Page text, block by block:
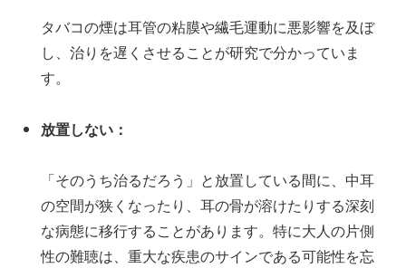
タバコの煙は耳管の粘膜や繊毛運動に悪影響を及ぼ
し、治りを遅くさせることが研究で分かっていま
す。
放置しない：
「そのうち治るだろう」と放置している間に、中耳
の空間が狭くなったり、耳の骨が溶けたりする深刻
な病態に移行することがあります。特に大人の片側
性の難聴は、重大な疾患のサインである可能性を忘